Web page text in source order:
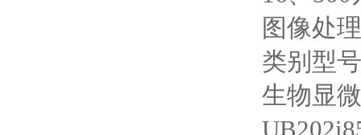
图像处
类别型
生物显